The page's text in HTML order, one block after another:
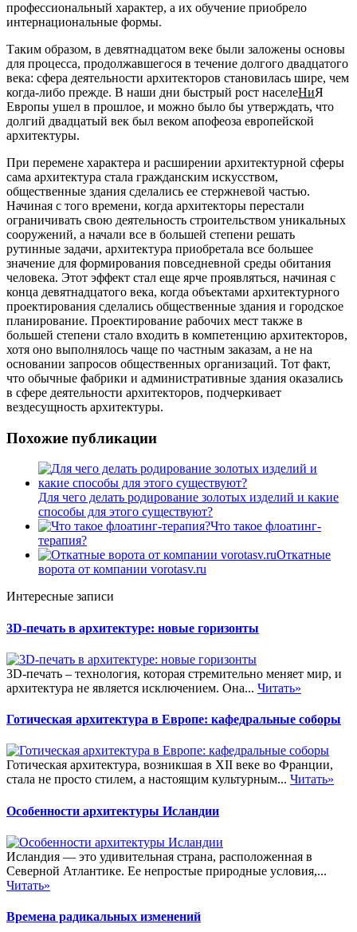
профессиональный характер, а их обучение приобрело
интернациональные формы.
Таким образом, в девятнадцатом веке были заложены основы
для процесса, продолжавшегося в течение долгого двадцатого
века: сфера деятельности архитекторов становилась шире, чем
когда-либо прежде. В наши дни быстрый рост населеНиЯ
Европы ушел в прошлое, и можно было бы утверждать, что
долгий двадцатый век был веком апофеоза европейской
архитектуры.
При перемене характера и расширении архитектурной сферы
сама архитектура стала гражданским искусством,
общественные здания сделались ее стержневой частью.
Начиная с того времени, когда архитекторы перестали
ограничивать свою деятельность строительством уникальных
сооружений, а начали все в большей степени решать
рутинные задачи, архитектура приобретала все большее
значение для формирования повседневной среды обитания
человека. Этот эффект стал еще ярче проявляться, начиная с
конца девятнадцатого века, когда объектами архитектурного
проектирования сделались общественные здания и городское
планирование. Проектирование рабочих мест также в
большей степени стало входить в компетенцию архитекторов,
хотя оно выполнялось чаще по частным заказам, а не на
основании запросов общественных организаций. Тот факт,
что обычные фабрики и административные здания оказались
в сфере деятельности архитекторов, подчеркивает
вездесущность архитектуры.
Похожие публикации
Для чего делать родирование золотых изделий и какие
способы для этого существуют?
Что такое флоатинг-
терапия?
Откатные
ворота от компании vorotasv.ru
Интересные записи
3D-печать в архитектуре: новые горизонты
3D-печать – технология, которая стремительно меняет мир, и
архитектура не является исключением. Она... Читать»
Готическая архитектура в Европе: кафедральные соборы
Готическая архитектура, возникшая в XII веке во Франции,
стала не просто стилем, а настоящим культурным... Читать»
Особенности архитектуры Исландии
Исландия — это удивительная страна, расположенная в
Северной Атлантике. Ее непростые природные условия,...
Читать»
Времена радикальных изменений